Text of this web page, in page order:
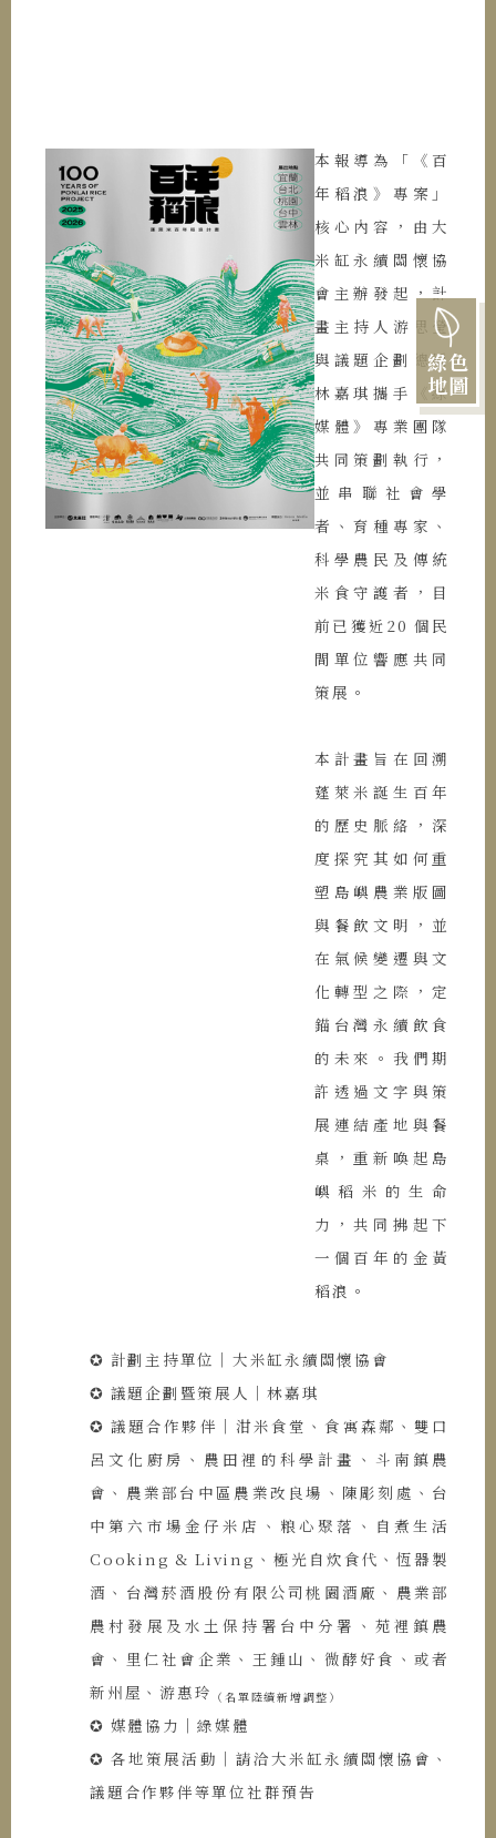
綠色
地圖
本報導為「《百
年稻浪》專案」
核心內容，由大
米缸永續關懷協
會主辦發起，計
畫主持人游思瑩
與議題企劃總編
林嘉琪攜手《綠
媒體》專業團隊
共同策劃執行，
並串聯社會學
者、育種專家、
科學農民及傳統
米食守護者，目
前已獲近20 個民
間單位響應共同
策展。
本計畫旨在回溯
蓬萊米誕生百年
的歷史脈絡，深
度探究其如何重
塑島嶼農業版圖
與餐飲文明，並
在氣候變遷與文
化轉型之際，定
錨台灣永續飲食
的未來。我們期
許透過文字與策
展連結產地與餐
桌，重新喚起島
嶼稻米的生命
力，共同拂起下
一個百年的金黃
稻浪。
✪ 計劃主持單位｜大米缸永續關懷協會
✪ 議題企劃暨策展人｜林嘉琪
✪ 議題合作夥伴｜泔米食堂、食寓森鄰、雙口
呂文化廚房、農田裡的科學計畫、斗南鎮農
會、農業部台中區農業改良場、陳彫刻處、台
中第六市場金仔米店、粮心聚落、自煮生活
Cooking & Living、極光自炊食代、恆器製
酒、台灣菸酒股份有限公司桃園酒廠、農業部
農村發展及水土保持署台中分署、苑裡鎮農
會、里仁社會企業、王鍾山、微酵好食、或者
新州屋、游惠玲 （名單陸續新增調整）
✪ 媒體協力｜綠媒體
✪ 各地策展活動｜請洽大米缸永續關懷協會、
議題合作夥伴等單位社群預告